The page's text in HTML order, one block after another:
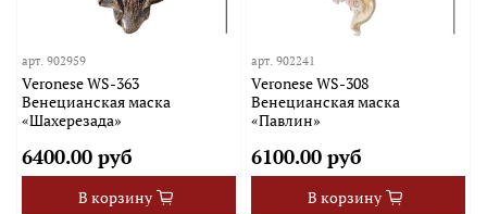
арт.902959
Veronese WS-363
Венецианская маска
«Шахерезада»
6400.00 руб
В корзину
арт. 902241
Veronese WS-308
Венецианская маска
«Павлин»
6100.00 руб
В корзину